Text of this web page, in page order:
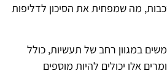
מה שמפחית את הסיכון לדליפות
במגוון רחב של תעשיות, כולל
אלו יכולים להיות מוספים